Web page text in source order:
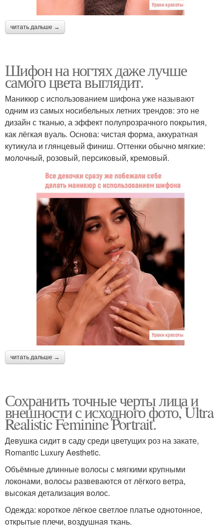
читать дальше →
Шифон на ногтях даже лучше
самого цвета выглядит.
Маникюр с использованием шифона уже называют
одним из самых носибельных летних трендов: это не
дизайн с тканью, а эффект полупрозрачного покрытия,
как лёгкая вуаль. Основа: чистая форма, аккуратная
кутикула и глянцевый финиш. Оттенки обычно мягкие:
молочный, розовый, персиковый, кремовый.
читать дальше →
Сохранить точные черты лица и
внешности с исходного фото, Ultra
Realistic Feminine Portrait.
Девушка сидит в саду среди цветущих роз на закате,
Romantic Luxury Aesthetic.
Объёмные длинные волосы с мягкими крупными
локонами, волосы развеваются от лёгкого ветра,
высокая детализация волос.
Одежда: короткое лёгкое светлое платье однотонное,
открытые плечи, воздушная ткань.